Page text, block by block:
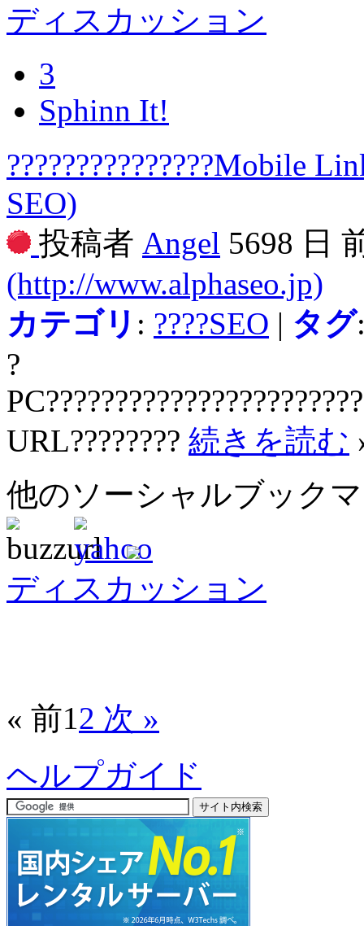
ディスカッション
3
Sphinn It!
???????????????Mobile
SEO)
投稿者 Angel 5698 日
(http://www.alphaseo.jp)
カテゴリ : ????SEO | タグ
?
URL???????? 続きを読む
他のソーシャルブック
ディスカッション
« 前12 次 »
ヘルプガイド